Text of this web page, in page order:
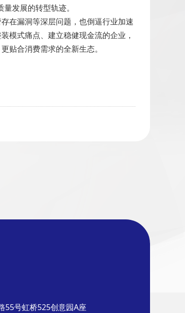
发展的转型轨迹。
在漏洞等深层问题，也倒逼行业加速
模式痛点、建立稳健现金流的企业，
贴合消费需求的全新生态。
55号虹桥525创意园A座